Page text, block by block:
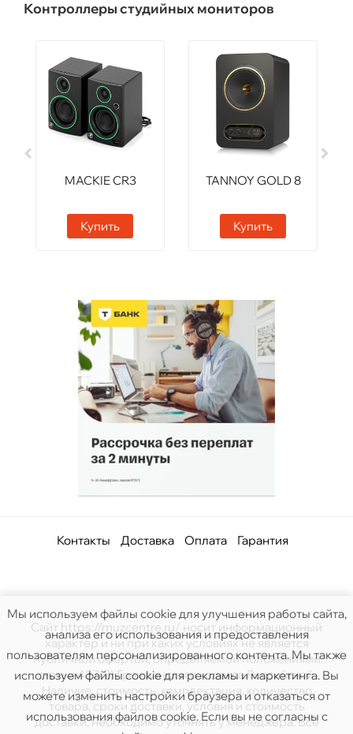
Контроллеры студийных мониторов
MACKIE CR3
Купить
TANNOY GOLD 8
Купить
Контакты Доставка Оплата Гарантия
Сайт https://muzcentre.ru/ носит информационный
характер и ни при каких условиях не является
публичной офертой, определяемой положениями
статьи 437(2) Гражданского кодекса Российской.
Наличие, стоимость, комплектация, количество
товара, сроки доставки, условия и стоимость
доставки, необходимо уточнять у менеджера. Все
Мы используем файлы cookie для улучшения работы сайта,
анализа его использования и предоставления
пользователям персонализированного контента. Мы также
используем файлы cookie для рекламы и маркетинга. Вы
можете изменить настройки браузера и отказаться от
использования файлов cookie. Если вы не согласны с